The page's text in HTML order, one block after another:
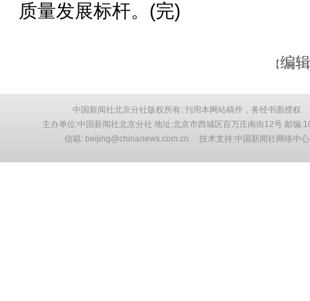
质量发展标杆。(完)
【编
中国新闻社北京分社版权所有::刊用本网站稿件，务经书面授权
主办单位:中国新闻社北京分社 地址:北京市西城区百万庄南街12号 邮编
信箱: beijing@chinanews.com.cn 技术支持:中国新闻社网络中心